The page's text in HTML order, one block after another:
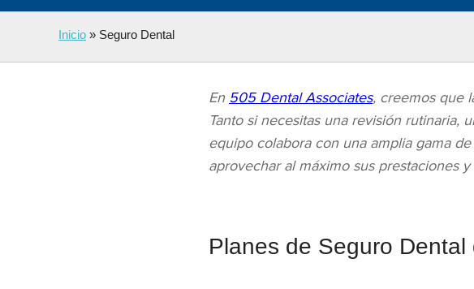
Inicio » Seguro Dental
En 505 Dental Associates, creemos que
Tanto si necesitas una revisión rutinaria,
equipo colabora con una amplia gama
aprovechar al máximo sus prestaciones
Planes de Seguro Dental